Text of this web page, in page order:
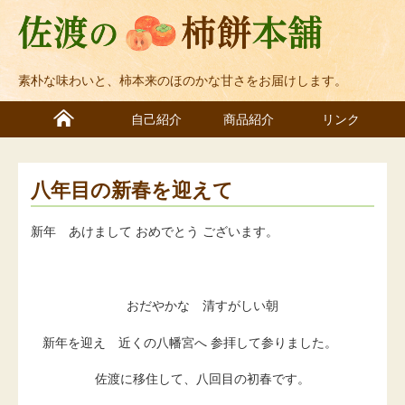
素朴な味わいと、柿本来のほのかな甘さをお届けします。
自己紹介 商品紹介 リンク
八年目の新春を迎えて
新年 あけまして おめでとう ございます。
おだやかな 清すがしい朝
新年を迎え 近くの八幡宮へ 参拝して参りました。
佐渡に移住して、八回目の初春です。